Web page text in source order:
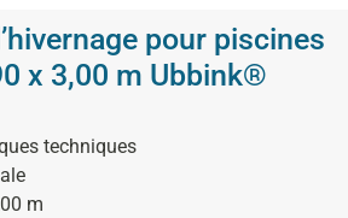
pour piscines
x 3,00 m Ubbink®
techniques
m